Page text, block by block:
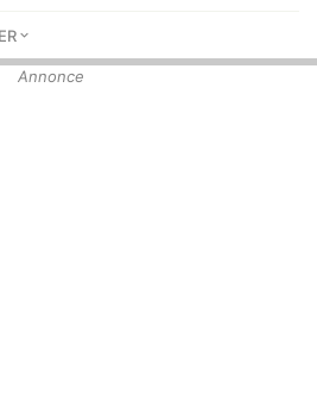
Annonce